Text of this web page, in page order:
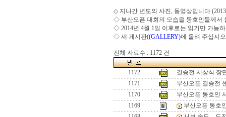
◇ 지나간 년도의 사진, 동영상입니다
◇ 부산오픈 대회의 모습을 동호인들께서
◇ 2014년 4월 1일 이후로는 읽기만 가능
◇ 새 게시판((GALLERY)에 올려 주십시오
전체 자료수 : 1172 건
1172
결승전 시상식 장
1171
부산오픈 결승전
1170
부산오픈 동호인
1169
부산오픈 동호